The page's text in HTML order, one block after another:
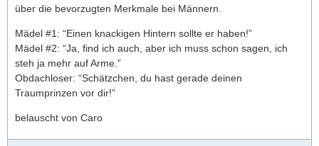
über die bevorzugten Merkmale bei Männern.
Mädel #1: “Einen knackigen Hintern sollte er haben!”
Mädel #2: “Ja, find ich auch, aber ich muss schon sagen, ich
steh ja mehr auf Arme.”
Obdachloser: “Schätzchen, du hast gerade deinen
Traumprinzen vor dir!”
belauscht von Caro